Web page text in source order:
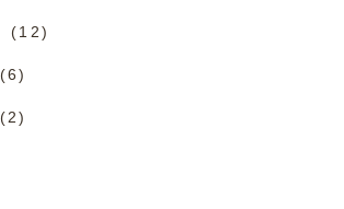
(12)
(6)
(2)